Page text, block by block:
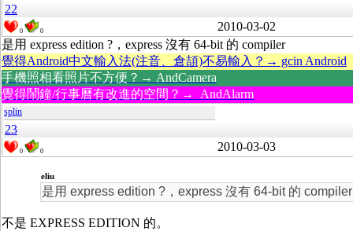
22
0 0
2010-03-02
是用 express edition ?，express 沒有 64-bit 的 compiler
覺得Android中文輸入法(注音、倉頡)不易輸入？→ gcin Android
手機照相看照片不方便？→ AndCamera
覺得鬧鐘/行事曆有改進的空間？→ AndAlarm
splin
23
0 0 2010-03-03
eliu
是用 express edition ?，express 沒有 64-bit 的 compiler
不是 EXPRESS EDITION 的。